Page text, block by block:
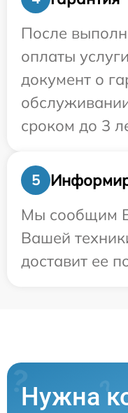
После
оплаты
документ о
сроком до 3
5
Мы сообщим
Вашей
доставит ее
Нужна